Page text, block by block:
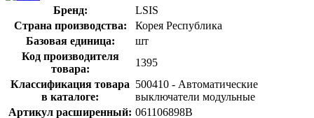
Бренд:
LSIS
Страна производства:
Корея Республика
Базовая единица:
шт
Код производителя
товара:
1395
Классификация товара
в каталоге:
500410 - Автоматические
выключатели модульные
Артикул расширенный: 061106898B